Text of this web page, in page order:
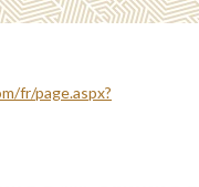
fr/page.aspx?